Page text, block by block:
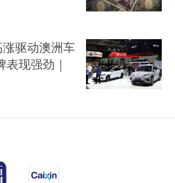
驱动澳洲车
现强劲｜